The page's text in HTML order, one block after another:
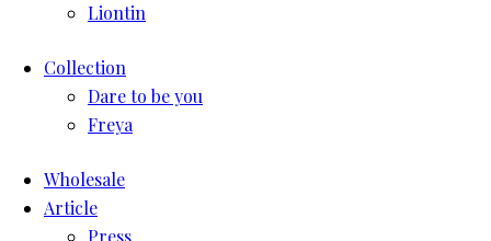
Liontin
Collection
Dare to be you
Freya
Wholesale
Article
Press